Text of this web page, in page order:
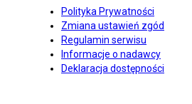
Polityka Prywatności
Zmiana ustawień zgód
Regulamin serwisu
Informacje o nadawcy
Deklaracja dostępności